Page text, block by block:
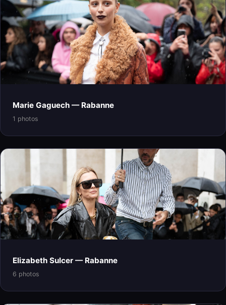
Marie Gaguech — Rabanne
1 photos
Elizabeth Sulcer — Rabanne
6 photos